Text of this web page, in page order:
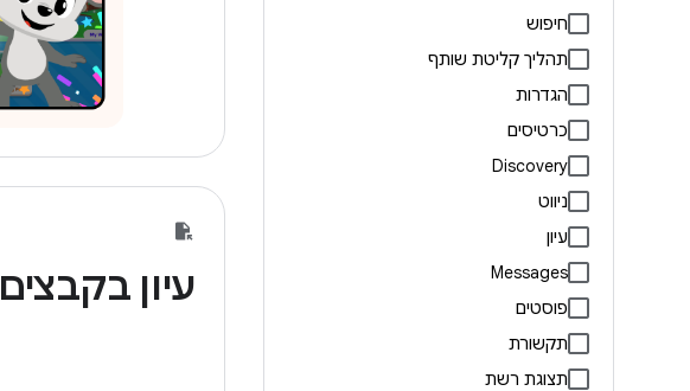
חיפוש
תהליך קליטת שותף
הגדרות
כרטיסים
Discovery
ניווט
עיון
Messages
פוסטים
תקשורת
תצוגת רשת
עיון בקבצים